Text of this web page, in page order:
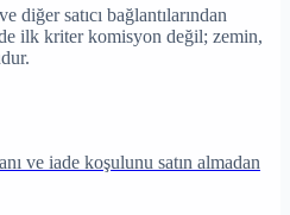
satıcı bağlantılarından
ilk kriter komisyon değil; zemin,
ve iade koşulunu satın almadan